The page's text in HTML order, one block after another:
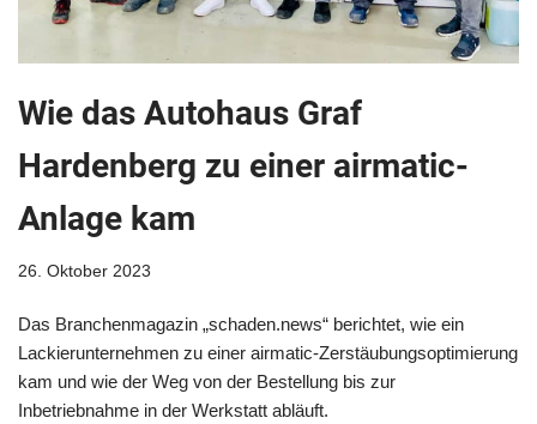
Wie das Autohaus Graf
Hardenberg zu einer airmatic-
Anlage kam
26. Oktober 2023
Das Branchenmagazin „schaden.news“ berichtet, wie ein
Lackierunternehmen zu einer airmatic-Zerstäubungsoptimierung
kam und wie der Weg von der Bestellung bis zur
Inbetriebnahme in der Werkstatt abläuft.